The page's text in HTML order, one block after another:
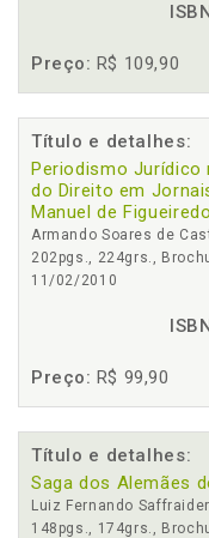
Preço: R$ 109,90
Título e detalhes:
Periodismo Jurídico
do Direito em
Manuel de
Armando Soares de
202pgs., 224grs.,
11/02/2010
Preço: R$ 99,90
Título e detalhes:
Saga dos Alemães
Luiz Fernando Saffraider
148pgs., 174grs.,